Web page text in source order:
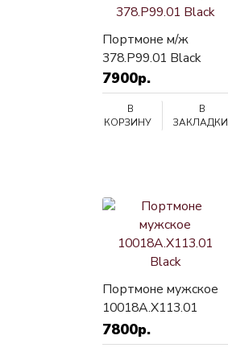
Портмоне м/ж
378.P99.01 Black
7900р.
В
КОРЗИНУ
В
ЗАКЛАДКИ
Портмоне мужское
10018A.X113.01
Black
7800р.